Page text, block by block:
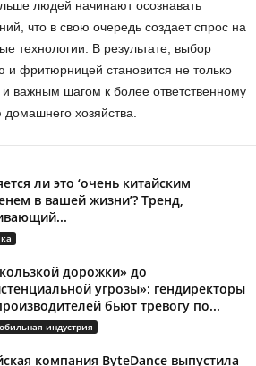
людей начинают осознавать
что в свою очередь создает спрос на
технологии. В результате, выбор
и фритюрницей становится не только
важным шагом к более ответственному
хозяйства.
ли это ‘очень китайским
в вашей жизни’? Тренд,
дорожки» до
угрозы»: гендиректоры
бьют тревогу по...
индустрия
компания ByteDance выпустила